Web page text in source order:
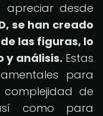
desde
se han creado
las figuras, lo
y análisis. Estas
para
de
como para